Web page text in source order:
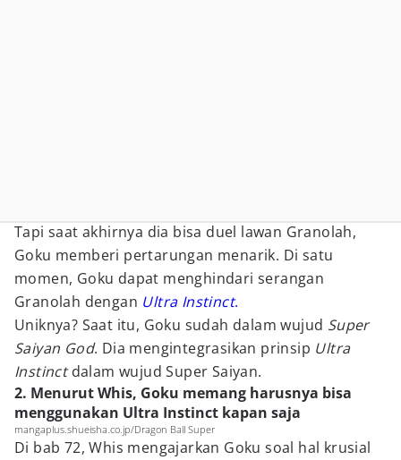
Tapi saat akhirnya dia bisa duel lawan Granolah,
Goku memberi pertarungan menarik. Di satu
momen, Goku dapat menghindari serangan
Granolah dengan Ultra Instinct.
Uniknya? Saat itu, Goku sudah dalam wujud Super
Saiyan God. Dia mengintegrasikan prinsip Ultra
Instinctdalam wujud Super Saiyan.
2. Menurut Whis, Goku memang harusnya bisa
menggunakan Ultra Instinct kapan saja
mangaplus.shueisha.co.jp/Dragon Ball Super
Di bab 72, Whis mengajarkan Goku soal hal krusial